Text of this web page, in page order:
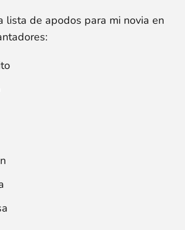
lista de apodos para mi novia en